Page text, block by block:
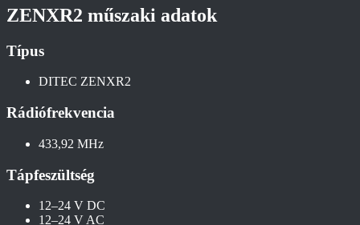
ZENXR2 műszaki adatok
Típus
DITEC ZENXR2
Rádiófrekvencia
433,92 MHz
Tápfeszültség
12–24 V DC
12–24 V AC